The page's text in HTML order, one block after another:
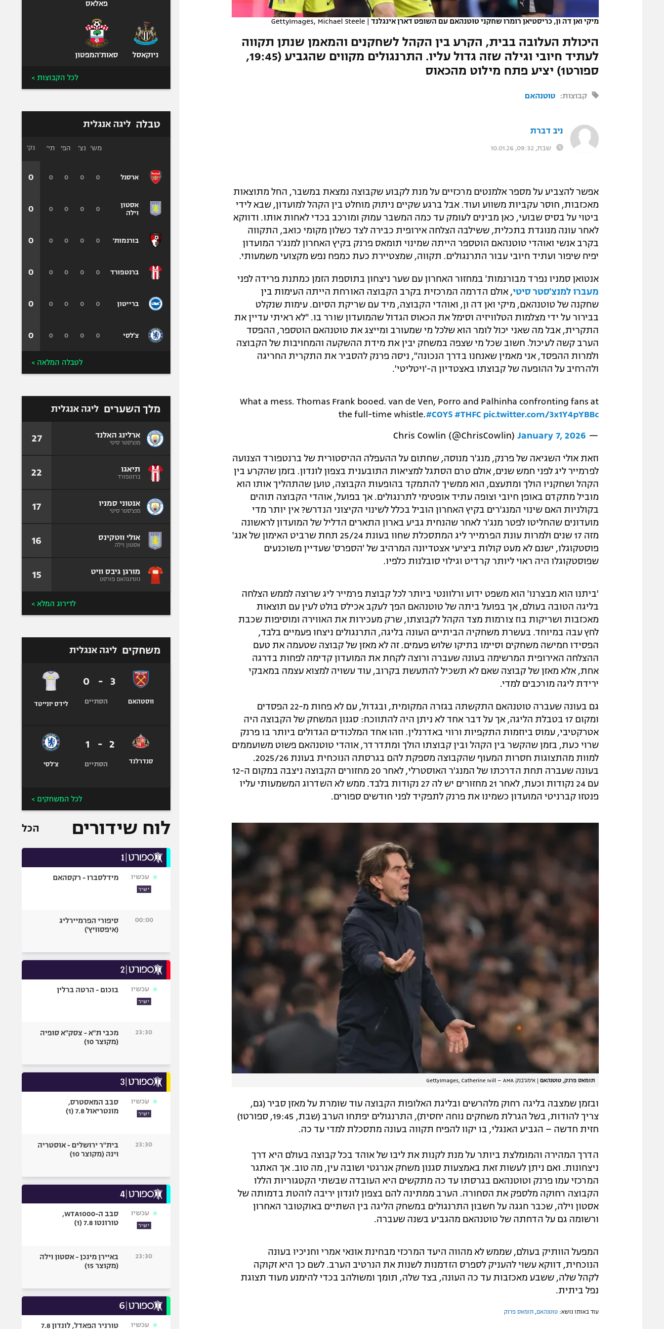
מיקי ואן דה ון, כריסטיאן רומרו שחקני טוטנהאם עם השופט דארן אינגלנד |
GettyImages, Michael Steele
היכולת העלובה בבית, הקרע בין הקהל לשחקנים והמאמן שנתן תקווה
לעתיד חיובי וגילה שזה גדול עליו. התרנגולים מקווים שהגביע (19:45,
ספורט1) יציע פתח מילוט מהכאוס
קבוצות: טוטנהאם
ניב דברת
שבת, 09:32, 10.01.26
אפשר להצביע על מספר אלמנטים מרכזיים על מנת לקבוע שקבוצה נמצאת במשבר, החל מתוצאות
מאכזבות, חוסר עקביות משווע ועוד. אבל ברגע שקיים ניתוק מוחלט בין הקהל למועדון, שבא לידי
ביטוי על בסיס שבועי, כאן מבינים לעומק עד כמה המשבר עמוק ומורכב בכדי לאחות אותו. ודווקא
לאחר עונה מנוגדת בתכלית, ששילבה הצלחה אירופית כבירה לצד כשלון מקומי כואב, התקווה
בקרב אנשי ואוהדי טוטנהאם הוטספר הייתה שמינוי תומאס פרנק בקיץ האחרון למנג'ר המועדון
יפיח שיפור ועתיד חיובי עבור התרנגולים. תקווה, שמצטיירת כעת כמפח נפש מקצועי משמעותי.
אנטואן סמניו נפרד מבורנמות' במחזור האחרון עם שער ניצחון בתוספת הזמן כמתנת פרידה לפני
מעברו למנצ'סטר סיטי, אולם הדרמה המרכזית בקרב הקבוצה האורחת הייתה העימות בין
שחקנה של טוטנהאם, מיקי ואן דה ון, ואוהדי הקבוצה, מיד עם שריקת הסיום. עימות שנקלט
בבירור על ידי מצלמות הטלוויזיה וסימל את הכאוס הגדול שהמועדון שורר בו. "לא ראיתי עדיין את
התקרית, אבל מה שאני יכול לומר הוא שלכל מי שמעורב ומייצג את טוטנהאם הוטספר, ההפסד
הערב קשה לעיכול. חשוב שכל מי שצפה במשחק יבין את מידת ההשקעה והמחויבות של הקבוצה
ולמרות ההפסד, אני מאמין שאנחנו בדרך הנכונה", ניסה פרנק להסביר את התקרית החריגה
ולהרחיב על ההופעה של קבוצתו באצטדיון ה-'ויטליטי'.
What a mess. Thomas Frank booed. van de Ven, Porro and Palhinha confronting fans at
the full-time whistle.#COYS #THFC pic.twitter.com/3x1Y4pYBBc
— Chris Cowlin (@ChrisCowlin)
January 7, 2026
וזאת אולי השגיאה של פרנק, מנג'ר מנוסה, שחתום על ההעפלה ההיסטורית של ברנטפורד הצנועה
לפרמייר ליג לפני חמש שנים, אולם טרם הסתגל למציאות התובענית בצפון לונדון. בזמן שהקרע בין
הקהל ושחקניו הולך ומתעצם, הוא ממשיך להתמקד בהופעות הקבוצה, טוען שהתהליך אותו הוא
מוביל מתקדם באופן חיובי וצופה עתיד אופטימי לתרנגולים. אך בפועל, אוהדי הקבוצה תוהים
בקולניות האם שינוי המנג'רים בקיץ האחרון הוביל בכלל לשינוי הקיצוני הנדרש? אין יותר מדי
מועדונים שהחליטו לפטר מנג'ר לאחר שהנחית גביע בארון התארים הדליל של המועדון לראשונה
מזה 17 שנים ולמרות עונת הפרמייר ליג המתסכלת שחוו בעונת 25/24 תחת שרביט האימון של אנג'
פוסטקוגלו, ישנם לא מעט קולות ביציעי אצטדיונה המרהיב של 'הספרס' שעדיין משוכנעים
שפוסטקוגלו היה ראוי ליותר קרדיט וגילוי סובלנות כלפיו.
'ביתנו הוא מבצרנו' הוא משפט ידוע ורלוונטי ביותר לכל קבוצת פרמייר ליג שרוצה לממש הצלחה
בליגה הטובה בעולם, אך בפועל ביתה של טוטנהאם הפך לעקב אכילס בולט לעין עם תוצאות
מאכזבות ושריקות בוז צורמות מצד הקהל לקבוצתו, שרק מעכירות את האווירה ומוסיפות שכבת
לחץ עבה במיוחד. בעשרת משחקיה הביתיים העונה בליגה, התרנגולים ניצחו פעמיים בלבד,
הפסידו חמישה משחקים וסיימו בתיקו שלוש פעמים. זה לא מאזן של קבוצה שטעמה את טעם
ההצלחה האירופית המרשימה בעונה שעברה ורוצה לקחת את המועדון קדימה לפחות בדרגה
אחת, אלא מאזן של קבוצה שאם לא תשכיל להתעשת בקרוב, עוד עשויה למצוא עצמה במאבקי
ירידת ליגה מורכבים למדי.
גם בעונה שעברה טוטנהאם התקשתה בגזרה המקומית, ובגדול, עם לא פחות מ-22 הפסדים
ומקום 17 בטבלת הליגה, אך על דבר אחד לא ניתן היה להתווכח: סגנון המשחק של הקבוצה היה
אטרקטיבי, עמוס ביוזמות התקפיות ורווי באדרנלין. וזהו אחד המלכודים הגדולים ביותר בו פרנק
שרוי כעת, בזמן שהקשר בין הקהל ובין קבוצתו הולך ומתדרדר, אוהדי טוטנהאם פשוט משועממים
למוות מהתצוגות חסרות המעוף שהקבוצה מספקת להם בגרסתה הנוכחית בעונת 2025/26.
בעונה שעברה תחת הדרכתו של המנג'ר האוסטרלי, לאחר 20 מחזורים הקבוצה ניצבה במקום ה-12
עם 24 נקודות וכעת, לאחר 21 מחזורים יש לה 27 נקודות בלבד. ממש לא השדרוג המשמעותי עליו
פנטזו קברניטי המועדון כשמינו את פרנק לתפקיד לפני חודשים ספורים.
תומאס פרנק, טוטנהאם | אימג'בנק GettyImages, Catherine Ivill – AMA
ובזמן שמצבה בליגה רחוק מלהרשים ובליגת האלופות הקבוצה עוד שומרת על מאזן סביר (גם,
צריך להודות, בשל הגרלת משחקים נוחה יחסית), התרנגולים יפתחו הערב (שבת, 19:45, ספורט1)
חזית חדשה – הגביע האנגלי, בו יקוו להפיח תקווה בעונה מתסכלת למדי עד כה.
הדרך המהירה והמומלצת ביותר על מנת לקנות את ליבו של אוהד בכל קבוצה בעולם היא דרך
ניצחונות. ואם ניתן לעשות זאת באמצעות סגנון משחק אנרגטי ושובה עין, מה טוב. אך האתגר
המרכזי עמו פרנק וטוטנהאם בגרסתו עד כה מתקשים היא העובדה שבשתי הקטגוריות הללו
הקבוצה רחוקה מלספק את הסחורה. הערב ממתינה להם בצפון לונדון יריבה לוהטת בדמותה של
אסטון וילה, שכבר חגגה על חשבון התרנגולים במשחק הליגה בין השתיים באוקטובר האחרון
ורשומה גם על הדחתה של טוטנהאם מהגביע בשנה שעברה.
המפעל הוותיק בעולם, שממש לא מהווה היעד המרכזי מבחינת אונאי אמרי וחניכיו בעונה
הנוכחית, דווקא עשוי להעניק לספרס הזדמנות לשנות את הנרטיב הערב. לשם כך היא זקוקה
לקהל שלה, ששבע מאכזבות עד כה העונה, בצד שלה, תומך ומשולהב בכדי להימנע מעוד תצוגת
נפל ביתית.
עוד באותו נושא: טוטנהאם תומאס פרנק
פאלאס
ניוקאסל סאות'המפטון
לכל הקבוצות >
טבלה ליגה אנגלית
ארסנל
אסטון
וילה
בורנמות׳
ברנטפורד
ברייטון
צ'לסי
מש׳ נצ׳ הפ׳ תי׳
0
0
0
0
0
0
0
0
0
0
0
0
0
0
0
0
0
0
0
0
0
0
0
0
נק׳
0
0
0
0
0
0
לטבלה המלאה >
מלך השערים ליגה אנגלית
ארלינג האלנד
מנצ'סטר סיטי 27
תיאגו
ברנטפורד 22
אנטוני סמניו
מנצ'סטר סיטי 17
אולי ווטקינס
אסטון וילה 16
מורגן גיבס וויט
נוטינגהאם פורסט 15
לדירוג המלא >
משחקים ליגה אנגלית
ווסטהאם
3
-
0
הסתיים לידס יונייטד
סנדרלנד
2
-
1
הסתיים צ'לסי
לכל המשחקים >
לוח שידורים הכל
עכשיו
ישיר
מידלסברו - רקסהאם
00:00
סיפורי הפרמיירליג
(איפסוויץ')
עכשיו
ישיר
בוכום - הרטה ברלין
23:30
מכבי ת"א - צסק"א סופיה
(מקוצר 10)
עכשיו
ישיר
סבב המאסטרס,
מונטריאול 7.8 (1)
23:30
בית"ר ירושלים - אוסטריה
וינה (מקוצר 10)
עכשיו
ישיר
סבב ה-WTA1000,
טורונטו 7.8 (1)
23:30
באיירן מינכן - אסטון וילה
(מקוצר 15)
עכשיו טורניר הפאדל, לונדון 7.8